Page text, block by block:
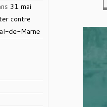
31 mai
contre
de-Marne